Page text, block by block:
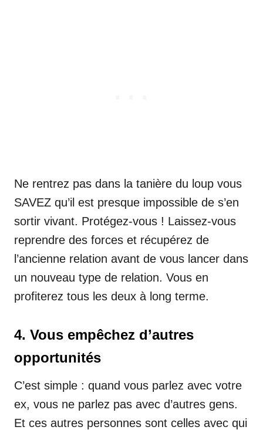
Ne rentrez pas dans la tanière du loup vous
SAVEZ qu’il est presque impossible de s’en
sortir vivant. Protégez-vous ! Laissez-vous
reprendre des forces et récupérez de
l’ancienne relation avant de vous lancer dans
un nouveau type de relation. Vous en
profiterez tous les deux à long terme.
4. Vous empêchez d’autres
opportunités
C’est simple : quand vous parlez avec votre
ex, vous ne parlez pas avec d’autres gens.
Et ces autres personnes sont celles avec qui